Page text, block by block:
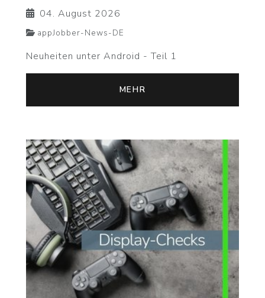
04. August 2026
appJobber-News-DE
Neuheiten unter Android - Teil 1
MEHR